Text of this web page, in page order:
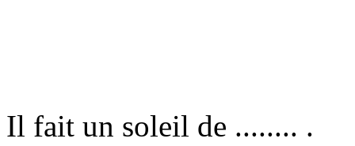
Il fait un soleil de ........ .